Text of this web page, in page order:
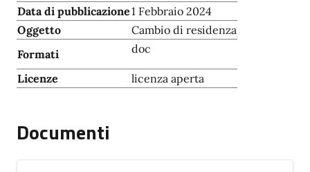
Data di pubblicazione1 Febbraio 2024
Oggetto
Cambio di residenza
Formati
doc
Licenze licenza aperta
Documenti